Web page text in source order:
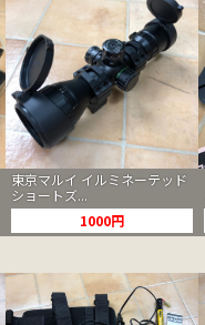
東京マルイ イルミネーテッド
ショートズ...
1000円